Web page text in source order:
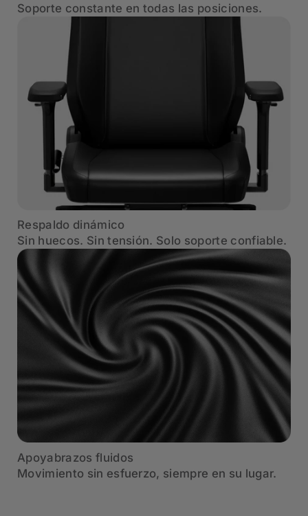
Soporte constante en todas las posiciones.
Respaldo dinámico
Sin huecos. Sin tensión. Solo soporte confiable.
Apoyabrazos fluidos
Movimiento sin esfuerzo, siempre en su lugar.